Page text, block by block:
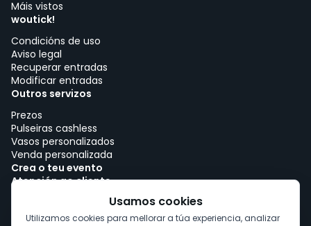
Máis vistos
woutick!
Condicións de uso
Aviso legal
Recuperar entradas
Modificar entradas
Outros servizos
Prezos
Pulseiras cashless
Vasos personalizados
Venda personalizada
Crea o teu evento
Atención ao cliente
Traballar con woutick!
Consentimento de cookies
Usamos cookies
Utilizamos cookies para mellorar a túa experiencia, analizar